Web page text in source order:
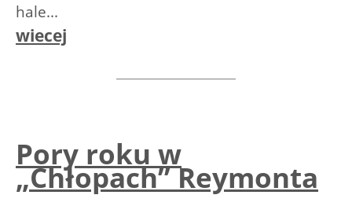
hale...
wiecej
Pory roku w
„Chłopach” Reymonta